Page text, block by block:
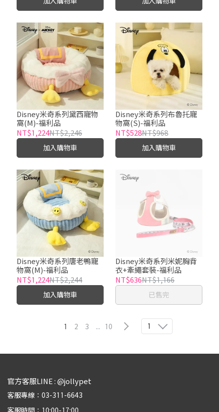
Disney米奇系列黛西寵物
窩(M)-福利品
NT$1,224NT$2,246
加入購物車
Disney米奇系列布魯托寵
物窩(S)-福利品
NT$528NT$968
加入購物車
Disney米奇系列唐老鴨寵
物窩(M)-福利品
NT$1,224NT$2,244
加入購物車
Disney米奇系列米妮胸背
衣+牽繩套裝-福利品
NT$636NT$1,166
已售完
1 2 3 ... 10 1
官方客服LINE : @jollypet
客服專線：03-311-6643
客服時間：10:00-17:00